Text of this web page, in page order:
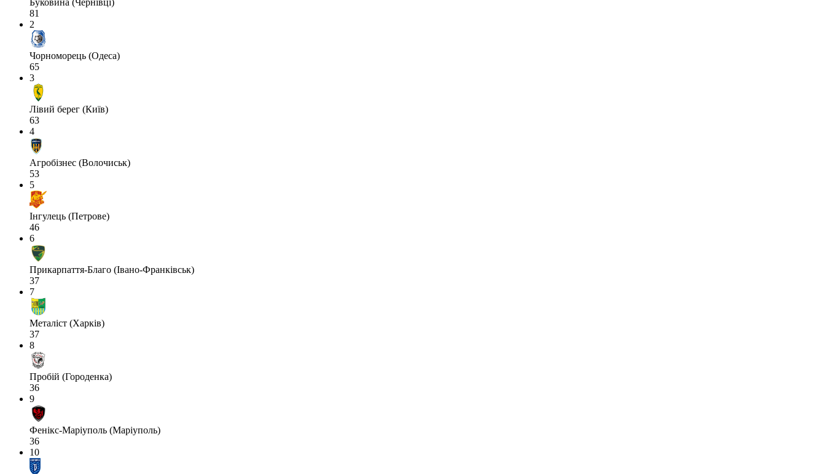
Буковина (Чернівці)
81
2
Чорноморець (Одеса)
65
3
Лівий берег (Київ)
63
4
Агробізнес (Волочиськ)
53
5
Інгулець (Петрове)
46
6
Прикарпаття-Благо (Івано-Франківськ)
37
7
Металіст (Харків)
37
8
Пробій (Городенка)
36
9
Фенікс-Маріуполь (Маріуполь)
36
10